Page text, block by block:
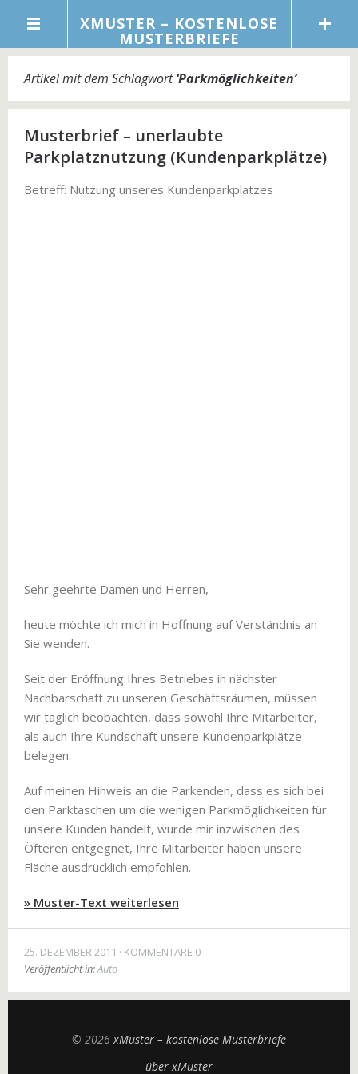
XMUSTER – KOSTENLOSE
MUSTERBRIEFE
Artikel mit dem Schlagwort‘Parkmöglichkeiten’
Musterbrief – unerlaubte
Parkplatznutzung (Kundenparkplätze)
Betreff: Nutzung unseres Kundenparkplatzes
Sehr geehrte Damen und Herren,
heute möchte ich mich in Hoffnung auf Verständnis an
Sie wenden.
Seit der Eröffnung Ihres Betriebes in nächster
Nachbarschaft zu unseren Geschäftsräumen, müssen
wir täglich beobachten, dass sowohl Ihre Mitarbeiter,
als auch Ihre Kundschaft unsere Kundenparkplätze
belegen.
Auf meinen Hinweis an die Parkenden, dass es sich bei
den Parktaschen um die wenigen Parkmöglichkeiten für
unsere Kunden handelt, wurde mir inzwischen des
Öfteren entgegnet, Ihre Mitarbeiter haben unsere
Fläche ausdrücklich empfohlen.
» Muster-Text weiterlesen
25. DEZEMBER 2011
KOMMENTARE 0
Veröffentlicht in:Auto
© 2026xMuster – kostenlose Musterbriefe
über xMuster